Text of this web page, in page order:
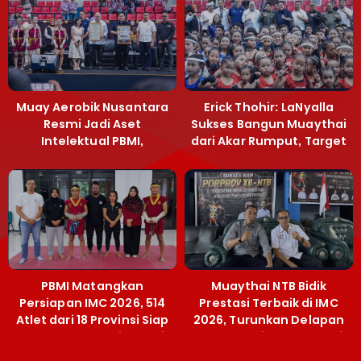
Muay Aerobik Nusantara
Resmi Jadi Aset
Intelektual PBMI,
Terobosan Bangun
Grassroots
Erick Thohir: LaNyalla
Sukses Bangun Muaythai
dari Akar Rumput, Target
PBMI Matangkan
Persiapan IMC 2026, 514
Atlet dari 18 Provinsi Siap
Berlaga Besok di Bekasi
Muaythai NTB Bidik
Prestasi Terbaik di IMC
2026, Turunkan Delapan
Atlet ke Kejurnas Bekasi